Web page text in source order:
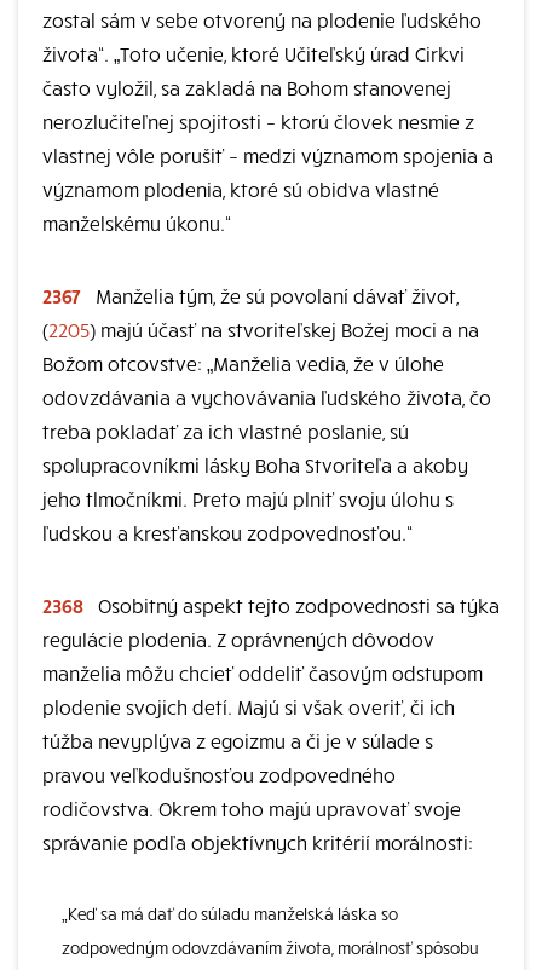
zostal sám v sebe otvorený na plodenie ľudského
života“. „Toto učenie, ktoré Učiteľský úrad Cirkvi
často vyložil, sa zakladá na Bohom stanovenej
nerozlučiteľnej spojitosti – ktorú človek nesmie z
vlastnej vôle porušiť – medzi významom spojenia a
významom plodenia, ktoré sú obidva vlastné
manželskému úkonu.“
2367
Manželia tým, že sú povolaní dávať život,
(2205) majú účasť na stvoriteľskej Božej moci a na
Božom otcovstve: „Manželia vedia, že v úlohe
odovzdávania a vychovávania ľudského života, čo
treba pokladať za ich vlastné poslanie, sú
spolupracovníkmi lásky Boha Stvoriteľa a akoby
jeho tlmočníkmi. Preto majú plniť svoju úlohu s
ľudskou a kresťanskou zodpovednosťou.“
2368 Osobitný aspekt tejto zodpovednosti sa týka
regulácie plodenia. Z oprávnených dôvodov
manželia môžu chcieť oddeliť časovým odstupom
plodenie svojich detí. Majú si však overiť, či ich
túžba nevyplýva z egoizmu a či je v súlade s
pravou veľkodušnosťou zodpovedného
rodičovstva. Okrem toho majú upravovať svoje
správanie podľa objektívnych kritérií morálnosti:
„Keď sa má dať do súladu manželská láska so
zodpovedným odovzdávaním života, morálnosť spôsobu